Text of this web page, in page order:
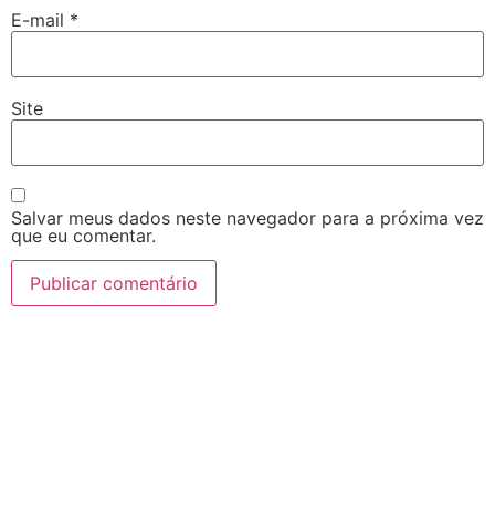
E-mail *
Site
Salvar meus dados neste navegador para a próxima vez
que eu comentar.